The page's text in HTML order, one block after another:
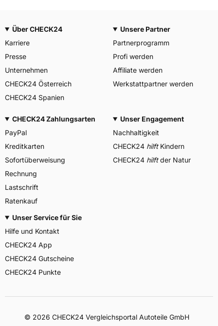
Über CHECK24
Karriere
Presse
Unternehmen
CHECK24 Österreich
CHECK24 Spanien
Unsere Partner
Partnerprogramm
Profi werden
Affiliate werden
Werkstattpartner werden
CHECK24 Zahlungsarten
PayPal
Kreditkarten
Sofortüberweisung
Rechnung
Lastschrift
Ratenkauf
Unser Engagement
Nachhaltigkeit
CHECK24 hilftKindern
CHECK24 hilftder Natur
Unser Service für Sie
Hilfe und Kontakt
CHECK24 App
CHECK24 Gutscheine
CHECK24 Punkte
© 2026 CHECK24 Vergleichsportal Autoteile GmbH